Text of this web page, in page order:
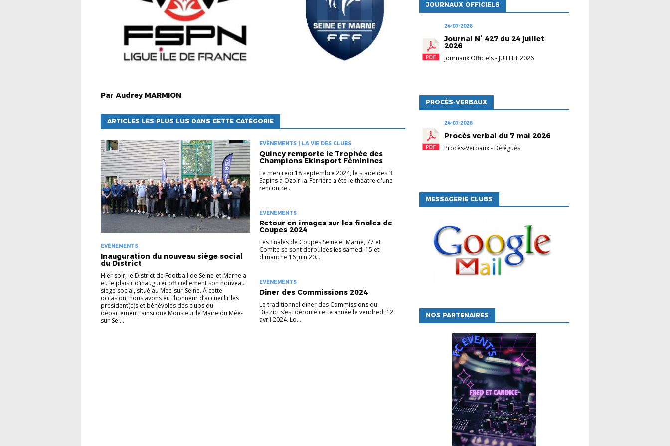
Par Audrey MARMION
ARTICLES LES PLUS LUS DANS CETTE CATÉGORIE
EVÈNEMENTS
Inauguration du nouveau siège social
du District
Hier soir, le District de Football de Seine-et-Marne a
eu le plaisir d’inaugurer officiellement son nouveau
siège social, situé au Mée-sur-Seine. À cette
occasion, nous avons eu l’honneur d’accueillir les
président(e)s et bénévoles des clubs du
département, ainsi que Monsieur le Maire du Mée-
sur-Sei...
EVÈNEMENTS | LA VIE DES CLUBS
Quincy remporte le Trophée des
Champions Ekinsport Féminines
Le mercredi 18 septembre 2024, le stade des 3
Sapins à Ozoir-la-Ferrière a été le théâtre d'une
rencontre...
EVÈNEMENTS
Retour en images sur les finales de
Coupes 2024
Les finales de Coupes Seine et Marne, 77 et
Comité se sont déroulées les samedi 15 et
dimanche 16 juin 20...
EVÈNEMENTS
Dîner des Commissions 2024
Le traditionnel dîner des Commissions du
District s’est déroulé cette année le vendredi 12
avril 2024. Lo...
JOURNAUX OFFICIELS
24-07-2026
Journal N° 427 du 24 juillet
2026
Journaux Officiels- JUILLET 2026
PROCÈS-VERBAUX
24-07-2026
Procès verbal du 7 mai 2026
Procès-Verbaux- Délégués
MESSAGERIE CLUBS
NOS PARTENAIRES